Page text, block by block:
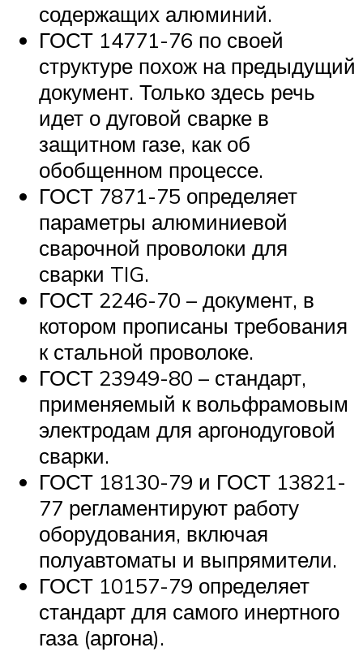
содержащих алюминий.
ГОСТ 14771-76 по своей
структуре похож на предыдущий
документ. Только здесь речь
идет о дуговой сварке в
защитном газе, как об
обобщенном процессе.
ГОСТ 7871-75 определяет
параметры алюминиевой
сварочной проволоки для
сварки TIG.
ГОСТ 2246-70 – документ, в
котором прописаны требования
к стальной проволоке.
ГОСТ 23949-80 – стандарт,
применяемый к вольфрамовым
электродам для аргонодуговой
сварки.
ГОСТ 18130-79 и ГОСТ 13821-
77 регламентируют работу
оборудования, включая
полуавтоматы и выпрямители.
ГОСТ 10157-79 определяет
стандарт для самого инертного
газа (аргона).